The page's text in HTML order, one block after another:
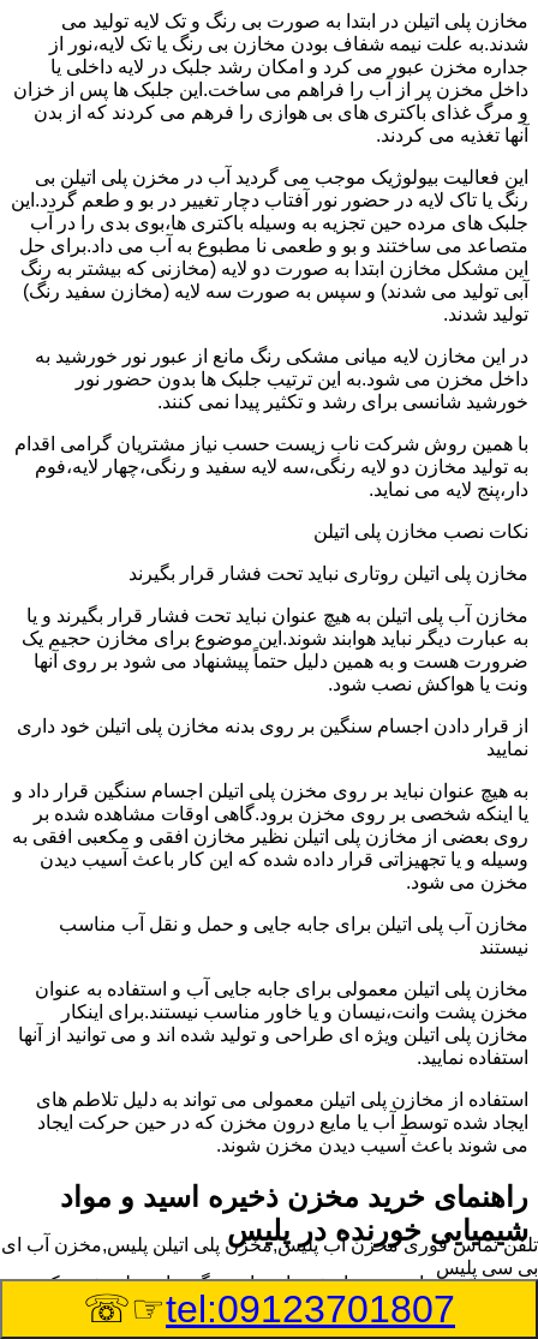
مخازن پلی اتیلن در ابتدا به صورت بی رنگ و تک لایه تولید می
شدند.به علت نیمه شفاف بودن مخازن بی رنگ یا تک لایه،نور از
جداره مخزن عبور می کرد و امکان رشد جلبک در لایه داخلی یا
داخل مخزن پر از آب را فراهم می ساخت.این جلبک ها پس از خزان
و مرگ غذای باکتری های بی هوازی را فرهم می کردند که از بدن
آنها تغذیه می کردند.
این فعالیت بیولوژیک موجب می گردید آب در مخزن پلی اتیلن بی
رنگ یا تاک لایه در حضور نور آفتاب دچار تغییر در بو و طعم گردد.این
جلبک های مرده حین تجزیه به وسیله باکتری ها،بوی بدی را در آب
متصاعد می ساختند و بو و طعمی نا مطبوع به آب می داد.برای حل
این مشکل مخازن ابتدا به صورت دو لایه (مخازنی که بیشتر به رنگ
آبی تولید می شدند) و سپس به صورت سه لایه (مخازن سفید رنگ)
تولید شدند.
در این مخازن لایه میانی مشکی رنگ مانع از عبور نور خورشید به
داخل مخزن می شود.به این ترتیب جلبک ها بدون حضور نور
خورشید شانسی برای رشد و تکثیر پیدا نمی کنند.
با همین روش شرکت ناب زیست حسب نیاز مشتریان گرامی اقدام
به تولید مخازن دو لایه رنگی،سه لایه سفید و رنگی،چهار لایه،فوم
دار،پنج لایه می نماید.
نکات نصب مخازن پلی اتیلن
مخازن پلی اتیلن روتاری نباید تحت فشار قرار بگیرند
مخازن آب پلی اتیلن به هیچ عنوان نباید تحت فشار قرار بگیرند و یا
به عبارت دیگر نباید هوابند شوند.این موضوع برای مخازن حجیم یک
ضرورت هست و به همین دلیل حتماً پیشنهاد می شود بر روی آنها
ونت یا هواکش نصب شود.
از قرار دادن اجسام سنگین بر روی بدنه مخازن پلی اتیلن خود داری
نمایید
به هیچ عنوان نباید بر روی مخزن پلی اتیلن اجسام سنگین قرار داد و
یا اینکه شخصی بر روی مخزن برود.گاهی اوقات مشاهده شده بر
روی بعضی از مخازن پلی اتیلن نظیر مخازن افقی و مکعبی افقی به
وسیله و یا تجهیزاتی قرار داده شده که این کار باعث آسیب دیدن
مخزن می شود.
مخازن آب پلی اتیلن برای جابه جایی و حمل و نقل آب مناسب
نیستند
مخازن پلی اتیلن معمولی برای جابه جایی آب و استفاده به عنوان
مخزن پشت وانت،نیسان و یا خاور مناسب نیستند.برای اینکار
مخازن پلی اتیلن ویژه ای طراحی و تولید شده اند و می توانید از آنها
استفاده نمایید.
استفاده از مخازن پلی اتیلن معمولی می تواند به دلیل تلاطم های
ایجاد شده توسط آب یا مایع درون مخزن که در حین حرکت ایجاد
می شوند باعث آسیب دیدن مخزن شوند.
راهنمای خرید مخزن ذخیره اسید و مواد
شیمیایی خورنده در پلیس
مخزن ذخیره اسید و مواد شیمیایی باید به گونه ای تولید شوند که
بتوانند در برابر چگالی نسبتا بالا و خورندگی انواع اسیدها مقاومت
کافی داشته باشند.به همین دلیل نمی توان در هر مخزنی اسید و مواد
تلفن تماس فوریمخزن آب پلیس,مخزن پلی اتیلن پلیس,مخزن آب ای
بی سی پلیس
tel:09123701807
☞☏